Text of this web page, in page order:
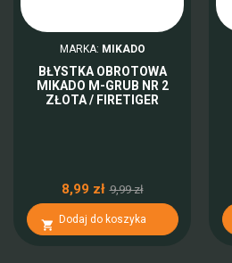
MARKA: MIKADO
BŁYSTKA OBROTOWA
MIKADO M-GRUB NR 2
ZŁOTA / FIRETIGER
8,99 zł 9,99 zł
 Dodaj do koszyka